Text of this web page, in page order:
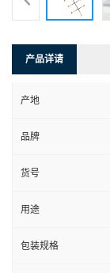
产品详请
产地
品牌
货号
用途
包装规格